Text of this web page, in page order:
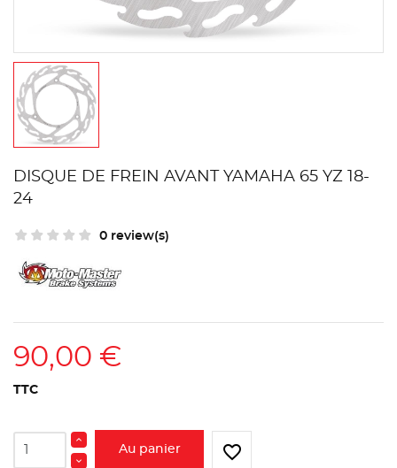
DISQUE DE FREIN AVANT YAMAHA 65 YZ 18-
24
0 review(s)
90,00 €
TTC
Au panier favorite_border